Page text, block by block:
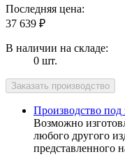
Последняя цена:
37 639 ₽
В наличии на складе:
0 шт.
Производство под
Возможно
любого другого
представленного